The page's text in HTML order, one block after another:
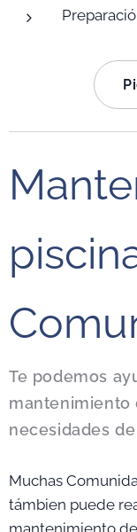
Te podemos
mantenimiento
necesidades
Muchas
támbien puede